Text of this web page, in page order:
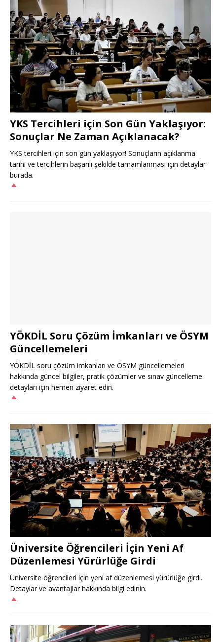
YKS Tercihleri için Son Gün Yaklaşıyor:
Sonuçlar Ne Zaman Açıklanacak?
YKS tercihleri için son gün yaklaşıyor! Sonuçların açıklanma
tarihi ve tercihlerin başarılı şekilde tamamlanması için detaylar
burada.
YÖKDİL Soru Çözüm İmkanları ve ÖSYM
Güncellemeleri
YÖKDİL soru çözüm imkanları ve ÖSYM güncellemeleri
hakkında güncel bilgiler, pratik çözümler ve sınav güncelleme
detayları için hemen ziyaret edin.
Üniversite Öğrencileri İçin Yeni Af
Düzenlemesi Yürürlüğe Girdi
Üniversite öğrencileri için yeni af düzenlemesi yürürlüğe girdi.
Detaylar ve avantajlar hakkında bilgi edinin.